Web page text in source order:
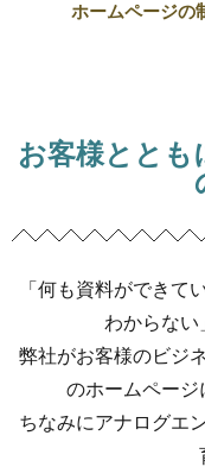
ホームページの
お客様ととも
「何も資料ができて
わからない
弊社がお客様のビジ
のホームページ
ちなみにアナログエ